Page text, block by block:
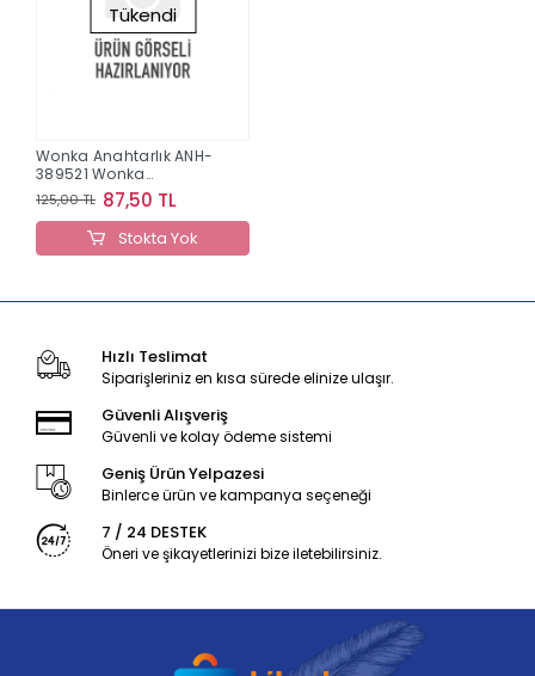
Tükendi
Wonka Anahtarlık ANH-
389521 Wonka
Anahtarlık ANH-389521
125,00 TL 87,50 TL
Stokta Yok
Hızlı Teslimat
Siparişleriniz en kısa sürede elinize ulaşır.
Güvenli Alışveriş
Güvenli ve kolay ödeme sistemi
Geniş Ürün Yelpazesi
Binlerce ürün ve kampanya seçeneği
7 / 24 DESTEK
Öneri ve şikayetlerinizi bize iletebilirsiniz.